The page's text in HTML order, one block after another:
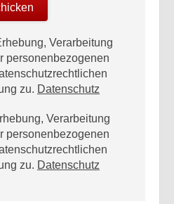
Verarbeitung
personenbezogenen
zu. Datenschutz
Verarbeitung
personenbezogenen
zu. Datenschutz